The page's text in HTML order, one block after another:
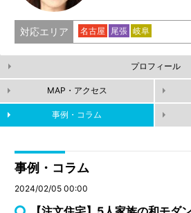
対応エリア 名古屋 尾張 岐阜
プロフィール
MAP・アクセス
事例・コラム
事例・コラム
2024/02/05 00:00